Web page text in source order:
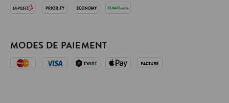
MODES DE PAIEMENT